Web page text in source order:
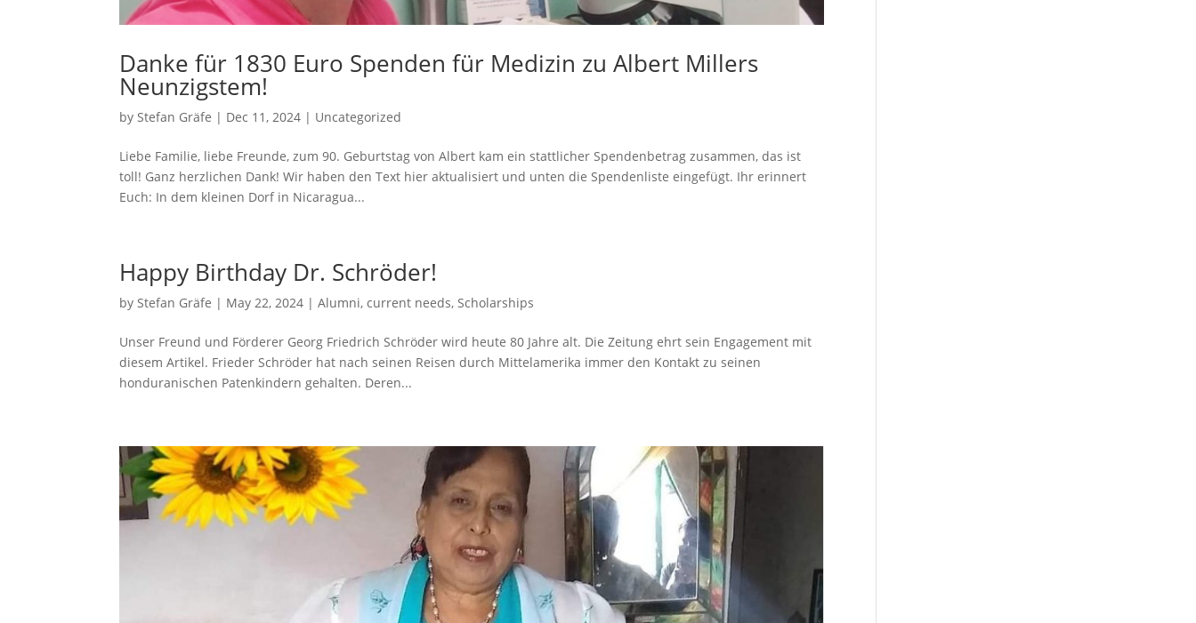
Danke für 1830 Euro Spenden für Medizin zu Albert Millers
Neunzigstem!
by Stefan Gräfe | Dec 11, 2024 | Uncategorized
Liebe Familie, liebe Freunde, zum 90. Geburtstag von Albert kam ein stattlicher Spendenbetrag zusammen, das ist
toll! Ganz herzlichen Dank! Wir haben den Text hier aktualisiert und unten die Spendenliste eingefügt. Ihr erinnert
Euch: In dem kleinen Dorf in Nicaragua...
Happy Birthday Dr. Schröder!
by Stefan Gräfe | May 22, 2024 |Alumni,current needs, Scholarships
Unser Freund und Förderer Georg Friedrich Schröder wird heute 80 Jahre alt. Die Zeitung ehrt sein Engagement mit
diesem Artikel. Frieder Schröder hat nach seinen Reisen durch Mittelamerika immer den Kontakt zu seinen
honduranischen Patenkindern gehalten. Deren...